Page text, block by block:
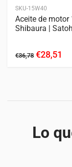
SKU-15W40
Aceite de motor
Shibaura |
€36,78 €28,51
Lo